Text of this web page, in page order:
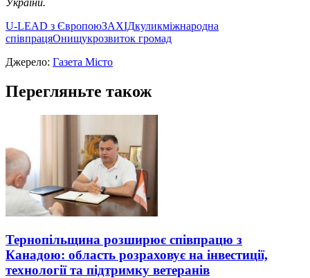
України.
U-LEAD з ЄвропоюЗАХІДкуликміжнародна
співпрацяОнищукрозвиток громад
Джерело: Газета Місто
Перегляньте також
Тернопільщина розширює співпрацю з
Канадою: область розраховує на інвестиції,
технології та підтримку ветеранів